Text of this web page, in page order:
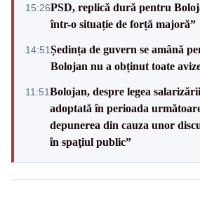
15:26PSD, replică dură pentru
într-o situație de forță majoră”
14:51Ședința de guvern se amână
Bolojan nu a obținut toate
11:51Bolojan, despre legea
adoptată în perioada
depunerea din cauza unor
în spaţiul public”